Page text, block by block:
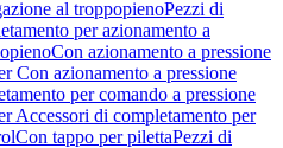
al troppopienoPezzi di
per azionamento a
Con azionamento a pressione
Con azionamento a pressione
per comando a pressione
Accessori di completamento per
Con tappo per pilettaPezzi di